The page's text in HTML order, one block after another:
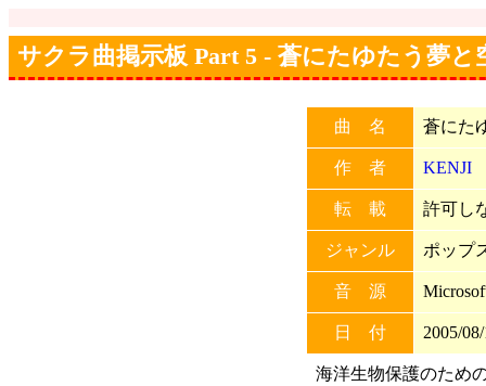
サクラ曲掲示板 Part 5 - 蒼にたゆたう夢と
曲 名 蒼にた
作 者 KENJI
転 載 許可し
ジャンル ポップ
音 源
日 付 2005/
海洋生物保護のため